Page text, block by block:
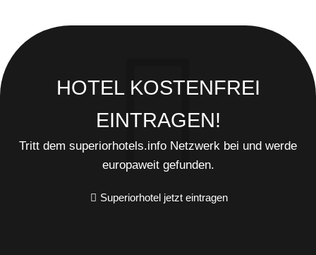
HOTEL KOSTENFREI
EINTRAGEN!
Tritt dem superiorhotels.info Netzwerk bei und werde
europaweit gefunden.
Superiorhotel jetzt eintragen